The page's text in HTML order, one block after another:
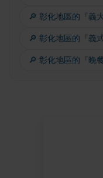
🔎 彰化地區的『義
🔎 彰化地區的『義
🔎 彰化地區的『晚